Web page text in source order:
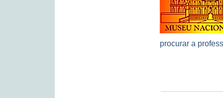
procurar a